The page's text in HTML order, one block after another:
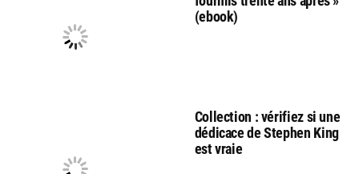
(ebook)
Collection : vérifiez si une
dédicace de Stephen King
est vraie